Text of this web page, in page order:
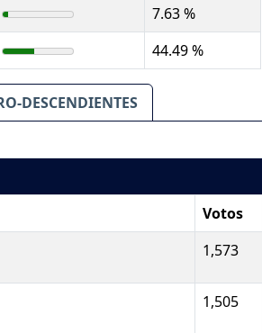
7.63 %
44.49 %
DESCENDIENTES
Votos
1,573
1,505